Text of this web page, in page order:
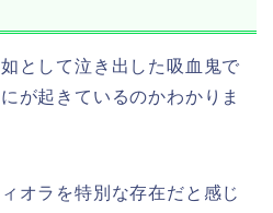
として泣き出した吸血鬼で
が起きているのかわかりま
オラを特別な存在だと感じ